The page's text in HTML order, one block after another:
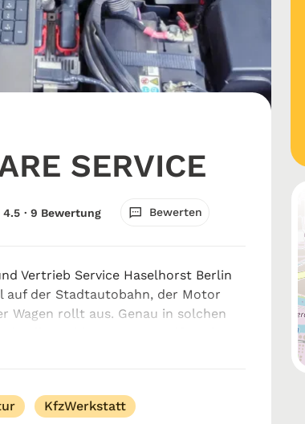
SERVICE
4.5 · 9 Bewertung Bewerten
Vertrieb Service Haselhorst Berlin
auf der Stadtautobahn, der Motor
Wagen rollt aus. Genau in solchen
und kompetente Hilfe gefragt.
KfzWerkstatt